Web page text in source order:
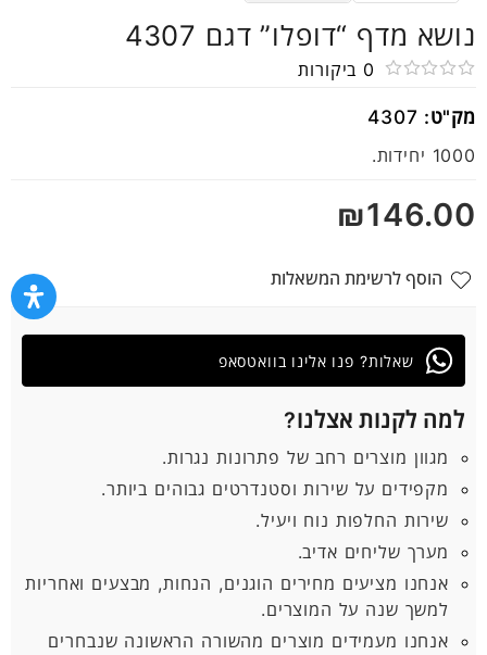
נושא מדף “דופלו” דגם 4307
0
מתוך
0 ביקורות
מק"ט: 4307
1000 יחידות.
₪146.00
הוסף לרשימת המשאלות
למה לקנות אצלנו?
מגוון מוצרים רחב של פתרונות נגרות.
מקפידים על שירות וסטנדרטים גבוהים ביותר.
שירות החלפות נוח ויעיל.
מערך שליחים אדיב.
אנחנו מציעים מחירים הוגנים, הנחות, מבצעים ואחריות
למשך שנה על המוצרים.
אנחנו מעמידים מוצרים מהשורה הראשונה שנבחרים
שאלות? פנו אלינו בוואטסאפ